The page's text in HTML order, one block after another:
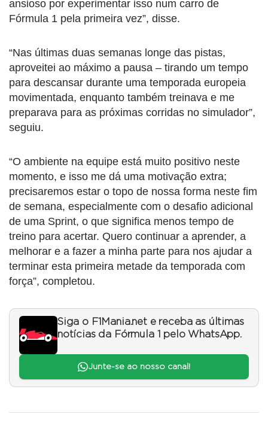
ansioso por experimentar isso num carro de
Fórmula 1 pela primeira vez”, disse.
“Nas últimas duas semanas longe das pistas,
aproveitei ao máximo a pausa – tirando um tempo
para descansar durante uma temporada europeia
movimentada, enquanto também treinava e me
preparava para as próximas corridas no simulador”,
seguiu.
“O ambiente na equipe está muito positivo neste
momento, e isso me dá uma motivação extra;
precisaremos estar o topo de nossa forma neste fim
de semana, especialmente com o desafio adicional
de uma Sprint, o que significa menos tempo de
treino para acertar. Quero continuar a aprender, a
melhorar e a fazer a minha parte para nos ajudar a
terminar esta primeira metade da temporada com
força”, completou.
Siga o F1Mania.net e receba as últimas
notícias da Fórmula 1 pelo WhatsApp.
Junte-se ao nosso canal!